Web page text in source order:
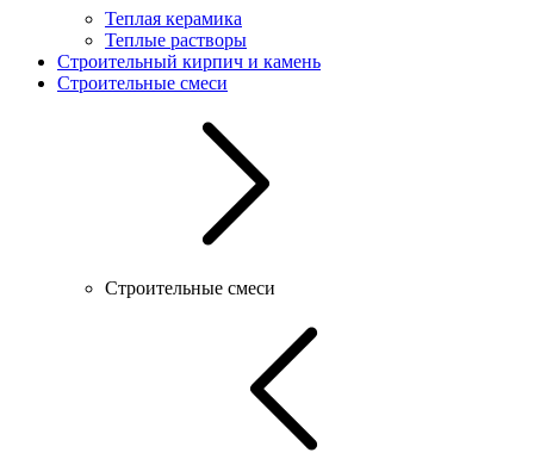
Теплая керамика
Теплые растворы
Строительный кирпич и камень
Строительные смеси
Строительные смеси